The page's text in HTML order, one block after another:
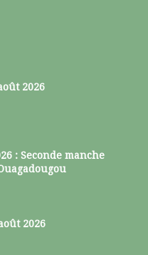
2026
: Seconde manche
2026